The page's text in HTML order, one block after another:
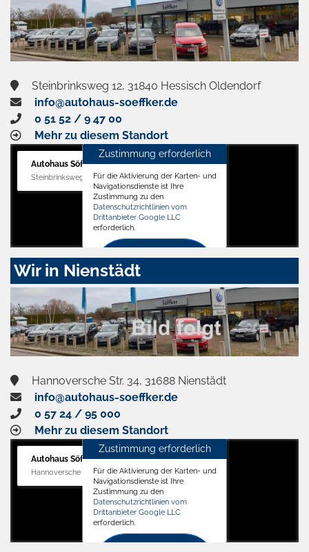
Steinbrinksweg 12, 31840 Hessisch Oldendorf
info@autohaus-soeffker.de
0 51 52 / 9 47 00
Mehr zu diesem Standort
Autohaus Söffker GmbH
Steinbrinksweg 12, 31840 Hessisch Oldendorf
Zustimmung erforderlich
Für die Aktivierung der Karten- und
Navigationsdienste ist Ihre
Zustimmung zu den
Datenschutzrichtlinien vom
Drittanbieter Google LLC
erforderlich.
Zustimmen
aktivieren
Wir in Nienstädt
Hannoversche Str. 34, 31688 Nienstädt
info@autohaus-soeffker.de
0 57 24 / 95 000
Mehr zu diesem Standort
Autohaus Söffker GmbH
Hannoversche Str. 34, 31688 Nienstädt
Zustimmung erforderlich
Für die Aktivierung der Karten- und
Navigationsdienste ist Ihre
Zustimmung zu den
Datenschutzrichtlinien vom
Drittanbieter Google LLC
erforderlich.